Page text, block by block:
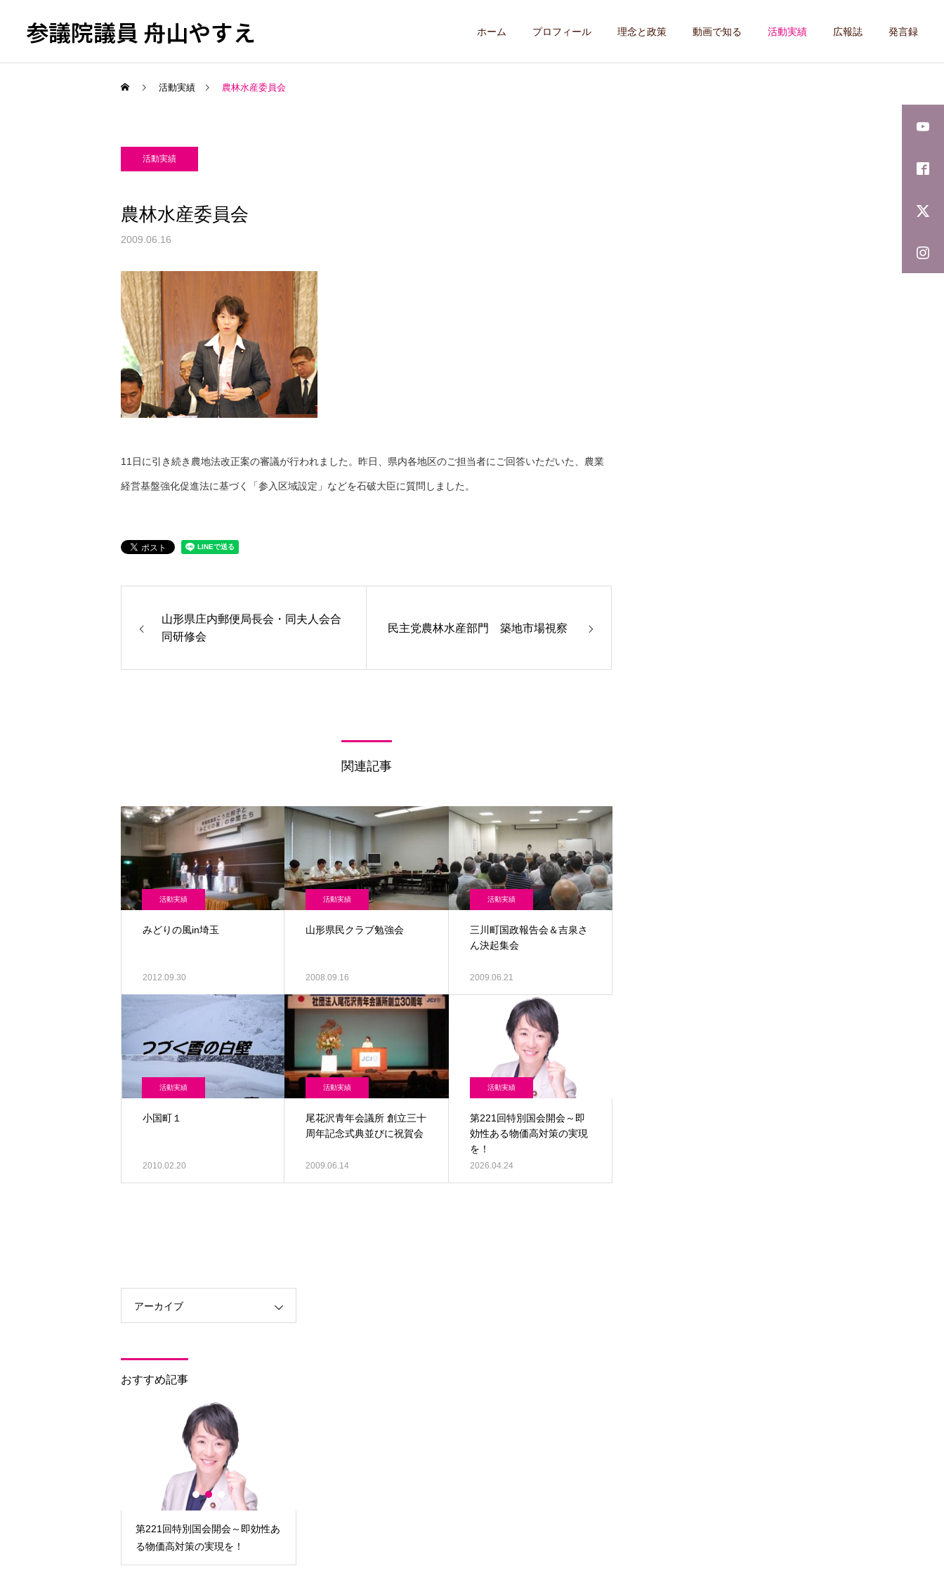
参議院議員 舟山やすえ ホーム プロフィール 理念と政策 動画で知る 活動実績 広報誌 発言録
活動実績 農林水産委員会
活動実績
農林水産委員会
2009.06.16
11日に引き続き農地法改正案の審議が行われました。昨日、県内各地区のご担当者にご回答いただいた、農業
経営基盤強化促進法に基づく「参入区域設定」などを石破大臣に質問しました。
山形県庄内郵便局長会・同夫人会合
同研修会
民主党農林水産部門 築地市場視察
関連記事
活動実績
みどりの風in埼玉
2012.09.30
活動実績
山形県民クラブ勉強会
2008.09.16
活動実績
三川町国政報告会＆吉泉さ
ん決起集会
2009.06.21
活動実績
小国町１
2010.02.20
活動実績
尾花沢青年会議所 創立三十
周年記念式典並びに祝賀会
2009.06.14
活動実績
第221回特別国会開会～即
効性ある物価高対策の実現
を！
2026.04.24
アーカイブ
おすすめ記事
第221回特別国会開会～即効性あ
る物価高対策の実現を！